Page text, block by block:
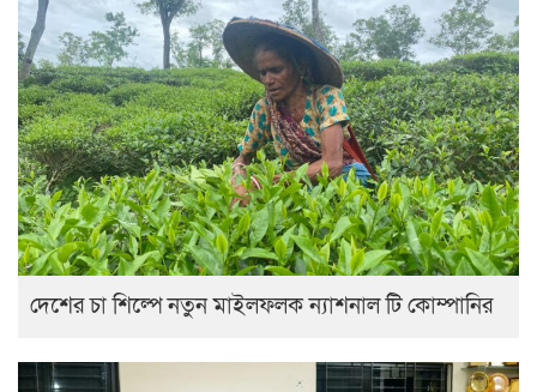
দেশের চা শিল্পে নতুন মাইলফলক ন্যাশনাল টি কোম্পানির